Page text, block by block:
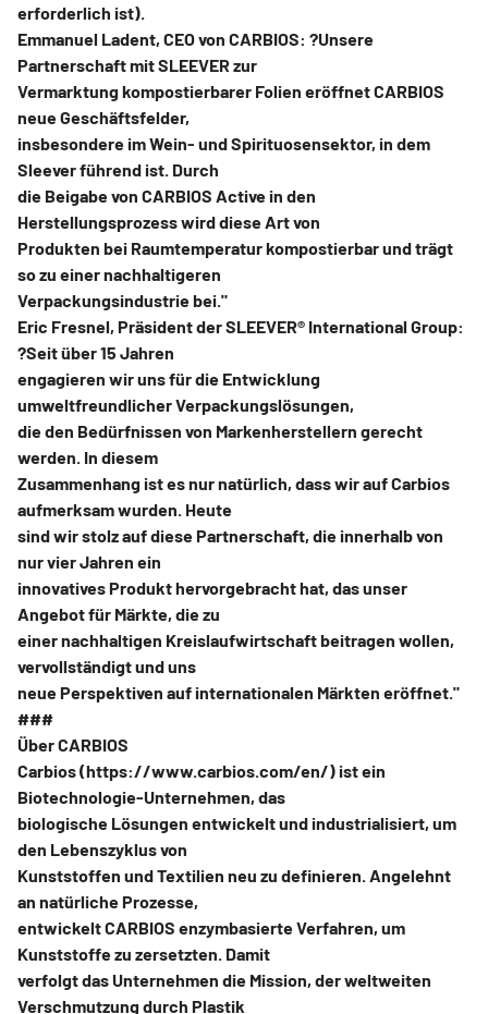
erforderlich ist).
Emmanuel Ladent, CEO von CARBIOS: ?Unsere
Partnerschaft mit SLEEVER zur
Vermarktung kompostierbarer Folien eröffnet CARBIOS
neue Geschäftsfelder,
insbesondere im Wein- und Spirituosensektor, in dem
Sleever führend ist. Durch
die Beigabe von CARBIOS Active in den
Herstellungsprozess wird diese Art von
Produkten bei Raumtemperatur kompostierbar und trägt
so zu einer nachhaltigeren
Verpackungsindustrie bei."
Eric Fresnel, Präsident der SLEEVER® International Group:
?Seit über 15 Jahren
engagieren wir uns für die Entwicklung
umweltfreundlicher Verpackungslösungen,
die den Bedürfnissen von Markenherstellern gerecht
werden. In diesem
Zusammenhang ist es nur natürlich, dass wir auf Carbios
aufmerksam wurden. Heute
sind wir stolz auf diese Partnerschaft, die innerhalb von
nur vier Jahren ein
innovatives Produkt hervorgebracht hat, das unser
Angebot für Märkte, die zu
einer nachhaltigen Kreislaufwirtschaft beitragen wollen,
vervollständigt und uns
neue Perspektiven auf internationalen Märkten eröffnet."
###
Über CARBIOS
Carbios (https://www.carbios.com/en/) ist ein
Biotechnologie-Unternehmen, das
biologische Lösungen entwickelt und industrialisiert, um
den Lebenszyklus von
Kunststoffen und Textilien neu zu definieren. Angelehnt
an natürliche Prozesse,
entwickelt CARBIOS enzymbasierte Verfahren, um
Kunststoffe zu zersetzten. Damit
verfolgt das Unternehmen die Mission, der weltweiten
Verschmutzung durch Plastik